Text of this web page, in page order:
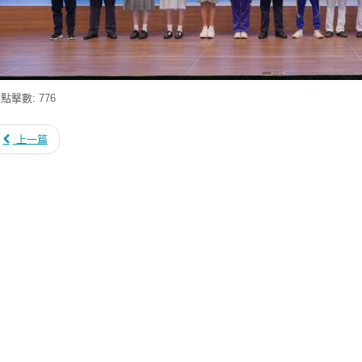
擊數: 776
上一篇